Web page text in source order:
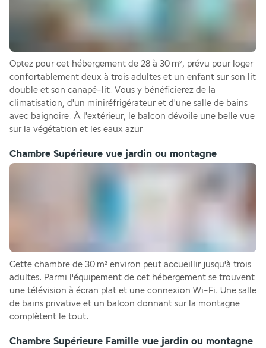
Optez pour cet hébergement de 28 à 30 m², prévu pour loger
confortablement deux à trois adultes et un enfant sur son lit
double et son canapé-lit. Vous y bénéficierez de la
climatisation, d'un miniréfrigérateur et d'une salle de bains
avec baignoire. À l'extérieur, le balcon dévoile une belle vue
sur la végétation et les eaux azur.
Chambre Supérieure vue jardin ou montagne
Cette chambre de 30 m² environ peut accueillir jusqu'à trois
adultes. Parmi l'équipement de cet hébergement se trouvent
une télévision à écran plat et une connexion Wi-Fi. Une salle
de bains privative et un balcon donnant sur la montagne
complètent le tout.
Chambre Supérieure Famille vue jardin ou montagne